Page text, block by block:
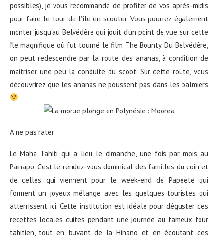
possibles), je vous recommande de profiter de vos après-midis
pour faire le tour de l’île en scooter. Vous pourrez également
monter jusqu’au Belvédère qui jouit d’un point de vue sur cette
île magnifique où fut tourné le film The Bounty. Du Belvédère,
on peut redescendre par la route des ananas, à condition de
maitriser une peu la conduite du scoot. Sur cette route, vous
découvrirez que les ananas ne poussent pas dans les palmiers
A ne pas rater
Le Maha Tahiti qui a lieu le dimanche, une fois par mois au
Painapo. C’est le rendez-vous dominical des familles du coin et
de celles qui viennent pour le week-end de Papeete qui
forment un joyeux mélange avec les quelques touristes qui
atterrissent ici. Cette institution est idéale pour déguster des
recettes locales cuites pendant une journée au fameux four
tahitien, tout en buvant de la Hinano et en écoutant des